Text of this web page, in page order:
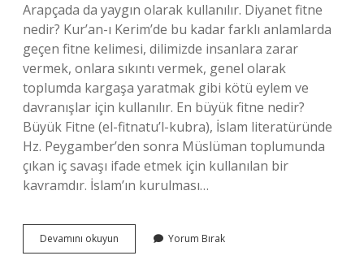
Arapçada da yaygın olarak kullanılır. Diyanet fitne
nedir? Kur’an-ı Kerim’de bu kadar farklı anlamlarda
geçen fitne kelimesi, dilimizde insanlara zarar
vermek, onlara sıkıntı vermek, genel olarak
toplumda kargaşa yaratmak gibi kötü eylem ve
davranışlar için kullanılır. En büyük fitne nedir?
Büyük Fitne (el-fitnatu’l-kubra), İslam literatüründe
Hz. Peygamber’den sonra Müslüman toplumunda
çıkan iç savaşı ifade etmek için kullanılan bir
kavramdır. İslam’ın kurulması…
Devamını okuyun Islamda
Fitne
Yorum Bırak